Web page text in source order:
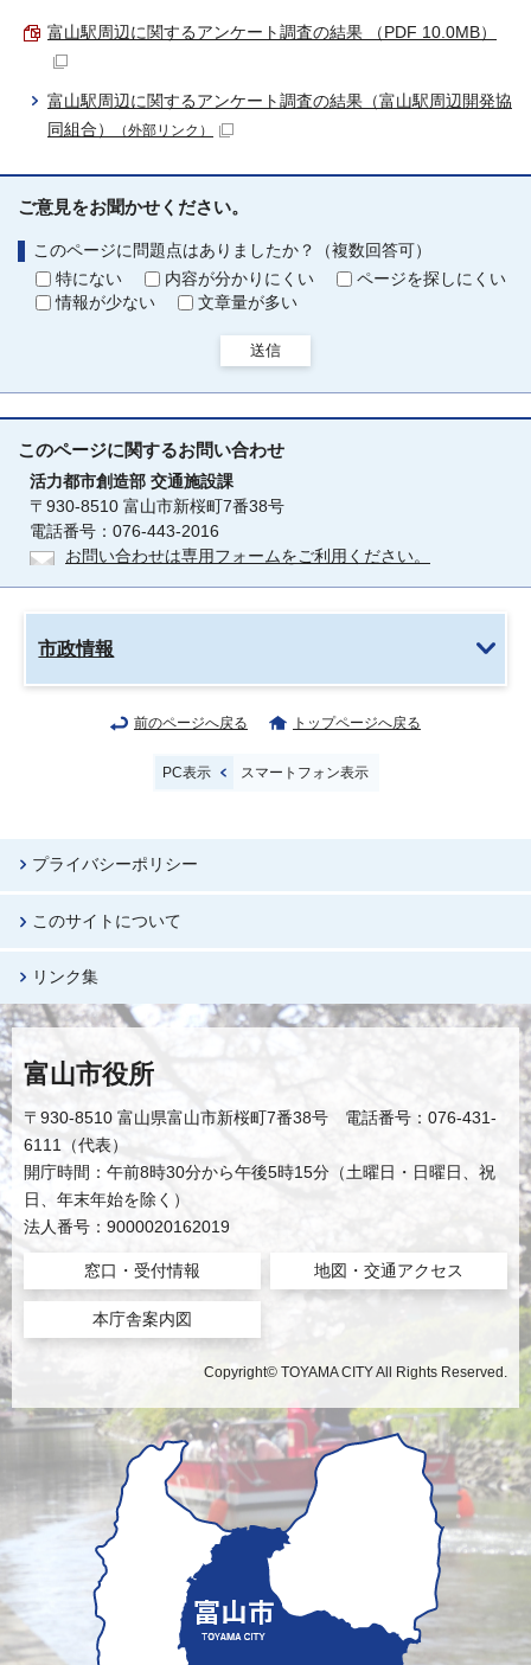
富山駅周辺に関するアンケート調査の結果 （PDF 10.0MB）
富山駅周辺に関するアンケート調査の結果（富山駅周辺開発協
同組合）
（外部リンク）
ご意見をお聞かせください。
このページに問題点はありましたか？（複数回答可）
特にない
内容が分かりにくい
ページを探しにくい
情報が少ない
文章量が多い
送信
このページに関するお問い合わせ
活力都市創造部 交通施設課
〒930-8510 富山市新桜町7番38号
電話番号：076-443-2016
お問い合わせは専用フォームをご利用ください。
市政情報
前のページへ戻る トップページへ戻る
PC表示 スマートフォン表示
プライバシーポリシー
このサイトについて
リンク集
富山市役所
〒930-8510 富山県富山市新桜町7番38号 電話番号：076-431-
6111（代表）
開庁時間：午前8時30分から午後5時15分（土曜日・日曜日、祝
日、年末年始を除く）
法人番号：9000020162019
窓口・受付情報 地図・交通アクセス
本庁舎案内図
Copyright© TOYAMA CITY All Rights Reserved.